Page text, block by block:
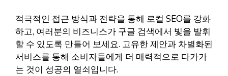
적극적인 접근 방식과 전략을 통해 로컬 SEO를 강화
하고, 여러분의 비즈니스가 구글 검색에서 빛을 발휘
할 수 있도록 만들어 보세요. 고유한 제안과 차별화된
서비스를 통해 소비자들에게 더 매력적으로 다가가
는 것이 성공의 열쇠입니다.